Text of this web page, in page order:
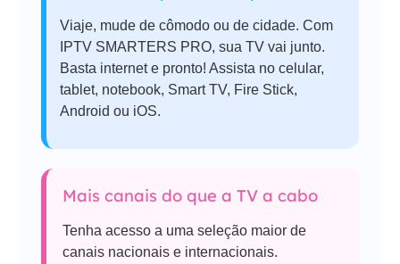
Viaje, mude de cômodo ou de cidade. Com
IPTV SMARTERS PRO, sua TV vai junto.
Basta internet e pronto! Assista no celular,
tablet, notebook, Smart TV, Fire Stick,
Android ou iOS.
Mais canais do que a TV a cabo
Tenha acesso a uma seleção maior de
canais nacionais e internacionais.